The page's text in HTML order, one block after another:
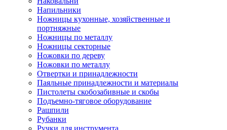
Напильники
Ножницы кухонные, хозяйственные и
портняжные
Ножницы по металлу
Ножницы секторные
Ножовки по дереву
Ножовки по металлу
Отвертки и принадлежности
Паяльные принадлежности и материалы
Пистолеты скобозабивные и скобы
Подъемно-тяговое оборудование
Рашпили
Рубанки